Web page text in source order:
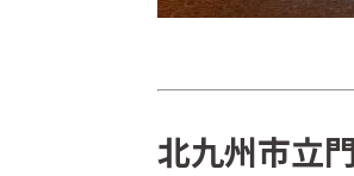
北九州市立